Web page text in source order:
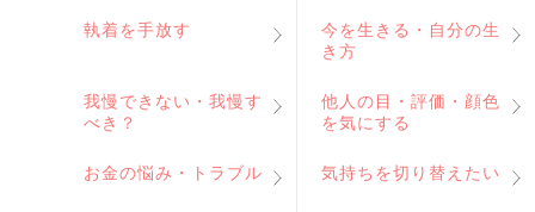
執着を手放す
今を生きる・自分の生
き方
我慢できない・我慢す
べき？
他人の目・評価・顔色
を気にする
お金の悩み・トラブル 気持ちを切り替えたい